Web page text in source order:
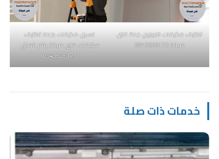
تنظيف مكيفات فلبينيين جدة فنى
صيانة 0543626173
غسيل مكيفات بجده تنظيف
مكيفات فنى صيانة رقم اتصال
0543626173
خدمات ذات صلة